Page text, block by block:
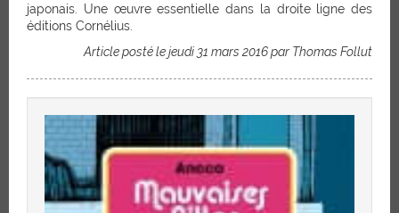
japonais. Une œuvre essentielle dans la droite ligne des
éditions Cornélius.
Article posté le jeudi 31 mars 2016 par Thomas Follut